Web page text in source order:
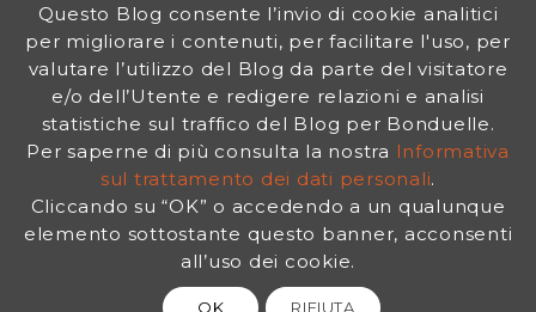
Inorto.org è dal 2011 il punto di riferimento per gli ortisti italiani, e
fornisce preziosi consigli sia ai più esperti che a nuovi interessati.
L’obiettivo di Bonduelle è ispirare la transizione verso una dieta a
base vegetale per contribuire al benessere delle persone e del
pianeta. In questo contesto si inserisce InOrto, simbolo dell’amore
per la terra e del rispetto dell’ambiente.
INFORMATIVA PRIVACY| NOTE LEGALI
Questo Blog consente l’invio di cookie analitici
per migliorare i contenuti, per facilitare l'uso, per
valutare l’utilizzo del Blog da parte del visitatore
e/o dell’Utente e redigere relazioni e analisi
statistiche sul traffico del Blog per Bonduelle.
Per saperne di più consulta la nostra Informativa
sul trattamento dei dati personali.
Cliccando su “OK” o accedendo a un qualunque
elemento sottostante questo banner, acconsenti
all’uso dei cookie.
OK RIFIUTA